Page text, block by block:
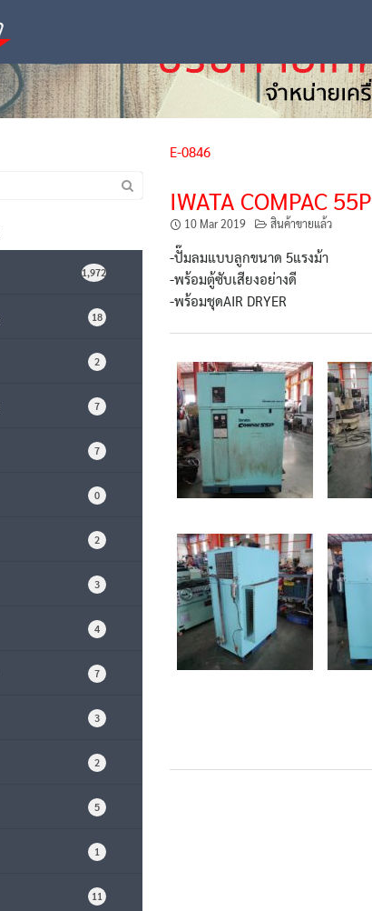
E-0846
IWATA COMPAC 55P
10 Mar 2019 สินค้าขายแล้ว
-ปั๊มลมแบบลูกขนาด 5แรงม้า
-พร้อมตู้ซับเสียงอย่างดี
-พร้อมชุดAIR DRYER
1,972
18
2
7
7
0
2
3
4
7
3
2
5
1
11